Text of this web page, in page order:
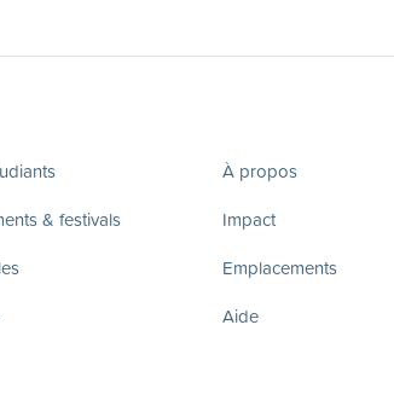
& festivals
À propos
Impact
Emplacements
Aide